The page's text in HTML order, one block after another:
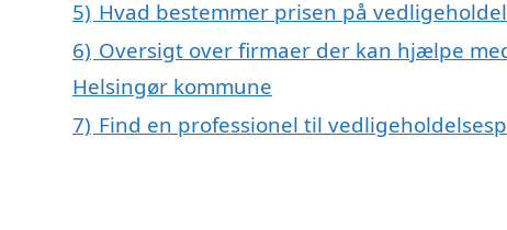
5) Hvad bestemmer prisen på
6) Oversigt over firmaer der kan hjælpe
Helsingør kommune
7) Find en professionel til